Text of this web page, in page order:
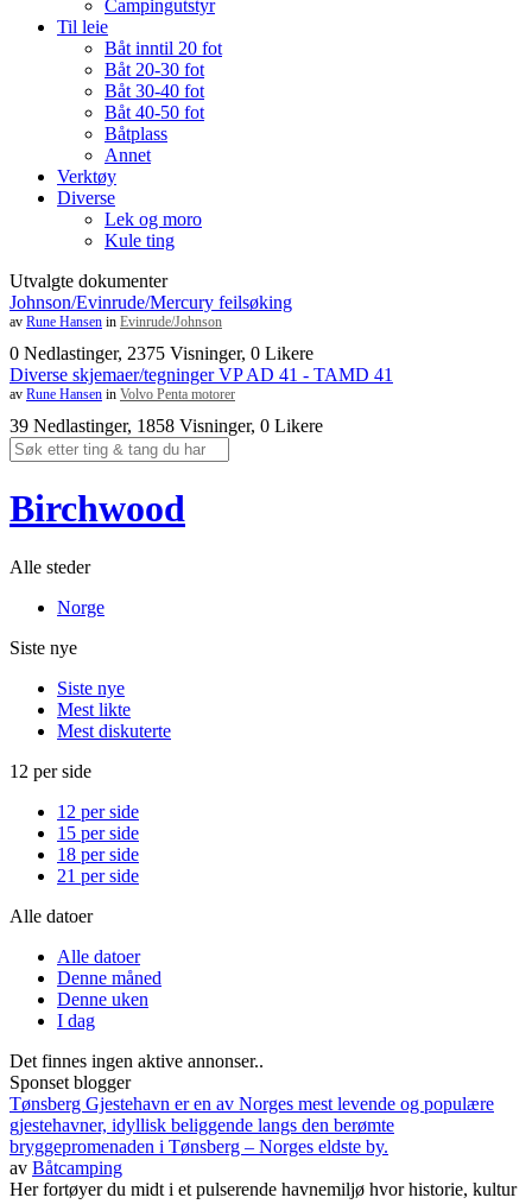
Campingutstyr
Til leie
Båt inntil 20 fot
Båt 20-30 fot
Båt 30-40 fot
Båt 40-50 fot
Båtplass
Annet
Verktøy
Diverse
Lek og moro
Kule ting
Utvalgte dokumenter
Johnson/Evinrude/Mercury feilsøking
av Rune Hansen in Evinrude/Johnson
0 Nedlastinger, 2375 Visninger, 0 Likere
Diverse skjemaer/tegninger VP AD 41 - TAMD 41
av Rune Hansen in Volvo Penta motorer
39 Nedlastinger, 1858 Visninger, 0 Likere
Birchwood
Alle steder
Norge
Siste nye
Siste nye
Mest likte
Mest diskuterte
12 per side
12 per side
15 per side
18 per side
21 per side
Alle datoer
Alle datoer
Denne måned
Denne uken
I dag
Det finnes ingen aktive annonser..
Sponset blogger
Tønsberg Gjestehavn er en av Norges mest levende og populære
gjestehavner, idyllisk beliggende langs den berømte
bryggepromenaden i Tønsberg – Norges eldste by.
av Båtcamping
Her fortøyer du midt i et pulserende havnemiljø hvor historie, kultur